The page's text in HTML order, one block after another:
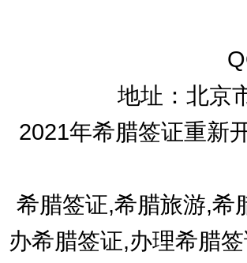
地址：北京
2021年希腊签证重新
希腊签证,希腊旅游,希
办希腊签证,办理希腊